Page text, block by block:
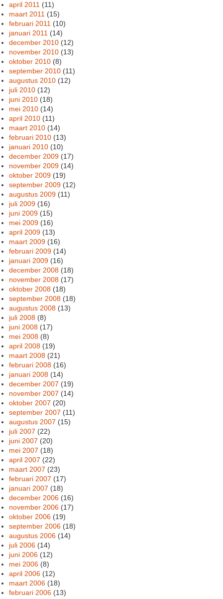
april 2011 (11)
maart 2011 (15)
februari 2011 (10)
januari 2011 (14)
december 2010 (12)
november 2010 (13)
oktober 2010 (8)
september 2010 (11)
augustus 2010 (12)
juli 2010 (12)
juni 2010 (18)
mei 2010 (14)
april 2010 (11)
maart 2010 (14)
februari 2010 (13)
januari 2010 (10)
december 2009 (17)
november 2009 (14)
oktober 2009 (19)
september 2009 (12)
augustus 2009 (11)
juli 2009 (16)
juni 2009 (15)
mei 2009 (16)
april 2009 (13)
maart 2009 (16)
februari 2009 (14)
januari 2009 (16)
december 2008 (18)
november 2008 (17)
oktober 2008 (18)
september 2008 (18)
augustus 2008 (13)
juli 2008 (8)
juni 2008 (17)
mei 2008 (8)
april 2008 (19)
maart 2008 (21)
februari 2008 (16)
januari 2008 (14)
december 2007 (19)
november 2007 (14)
oktober 2007 (20)
september 2007 (11)
augustus 2007 (15)
juli 2007 (22)
juni 2007 (20)
mei 2007 (18)
april 2007 (22)
maart 2007 (23)
februari 2007 (17)
januari 2007 (18)
december 2006 (16)
november 2006 (17)
oktober 2006 (19)
september 2006 (18)
augustus 2006 (14)
juli 2006 (14)
juni 2006 (12)
mei 2006 (8)
april 2006 (12)
maart 2006 (18)
februari 2006 (13)